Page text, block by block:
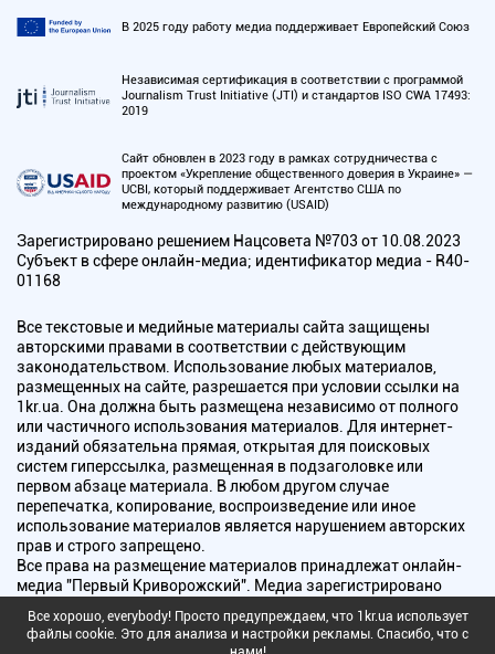
В 2025 году работу медиа поддерживает Европейский Союз
Независимая сертификация в соответствии с программой
Journalism Trust Initiative (JTI) и стандартов ISO CWA 17493:
2019
Сайт обновлен в 2023 году в рамках сотрудничества с
проектом «Укрепление общественного доверия в Украине» —
UCBI, который поддерживает Агентство США по
международному развитию (USAID)
Зарегистрировано решением Нацсовета №703 от 10.08.2023
Субъект в сфере онлайн-медиа; идентификатор медиа - R40-
01168
Все текстовые и медийные материалы сайта защищены
авторскими правами в соответствии с действующим
законодательством. Использование любых материалов,
размещенных на сайте, разрешается при условии ссылки на
1kr.ua. Она должна быть размещена независимо от полного
или частичного использования материалов. Для интернет-
изданий обязательна прямая, открытая для поисковых
систем гиперссылка, размещенная в подзаголовке или
первом абзаце материала. В любом другом случае
перепечатка, копирование, воспроизведение или иное
использование материалов является нарушением авторских
прав и строго запрещено.
Все права на размещение материалов принадлежат онлайн-
медиа "Первый Криворожский". Медиа зарегистрировано
радиовещания.
Все хорошо, everybody! Просто предупреждаем, что 1kr.ua использует
файлы cookie. Это для анализа и настройки рекламы. Спасибо, что с